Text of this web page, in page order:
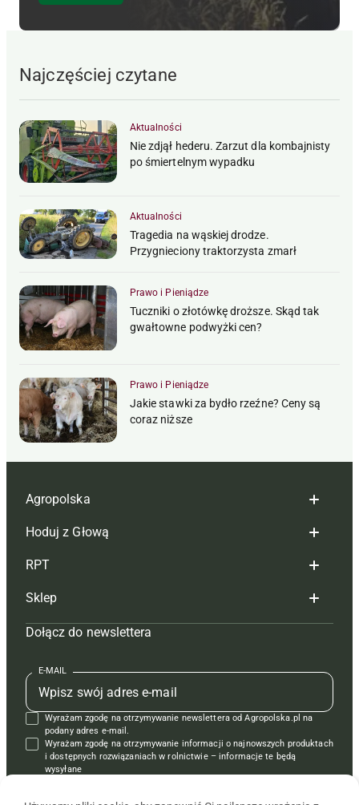
Najczęściej czytane
Aktualności
Nie zdjął hederu. Zarzut dla kombajnisty
po śmiertelnym wypadku
Aktualności
Tragedia na wąskiej drodze.
Przygnieciony traktorzysta zmarł
Prawo i Pieniądze
Tuczniki o złotówkę droższe. Skąd tak
gwałtowne podwyżki cen?
Prawo i Pieniądze
Jakie stawki za bydło rzeźne? Ceny są
coraz niższe
Agropolska
Redakcja
Reklama
Tagi
Mapa serwisu
Kontakt
Regulamin
Polityka prywatności
Hoduj z Głową
Hoduj z głową bydło
Hoduj z głową świnie
Prenumerata
Redakcja
Kontakt
Reklama
RPT
Redakcja
Prenumerata
Reklama
Kontakt
Krzyżówki
Sklep
Czasopisma i prenumerata
Książki
Regulamin
Dołącz do newslettera
E-MAIL
Wyrażam zgodę na otrzymywanie newslettera od Agropolska.pl na
podany adres e-mail.
Wyrażam zgodę na otrzymywanie informacji o najnowszych produktach
i dostępnych rozwiązaniach w rolnictwie – informacje te będą
wysyłane